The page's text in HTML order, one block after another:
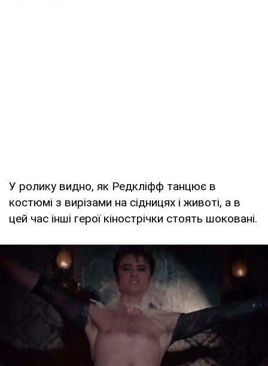
У ролику видно, як Редкліфф танцює в
костюмі з вирізами на сідницях і животі, а в
цей час інші герої кінострічки стоять шоковані.